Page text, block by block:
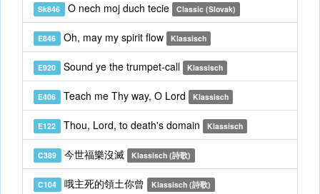
Sk846 O nech moj duch tecie Classic (Slovak)
E846 Oh, may my spirit flow Klassisch
E920 Sound ye the trumpet-call Klassisch
E406 Teach me Thy way, O Lord Klassisch
E122 Thou, Lord, to death's domain Klassisch
C389 今世福樂沒滅 Klassisch (詩歌)
C104 哦主死的領土你曾 Klassisch (詩歌)